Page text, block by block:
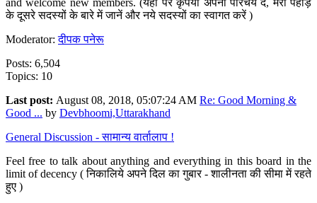
के दूसरे सदस्यों के बारे में जानें और नये सदस्यों का स्वागत करें )
Moderator:दीपक पनेरू
Posts: 6,504
Topics: 10
Last post: August 08, 2018, 05:07:24 AM Re: Good Morning &
Good ... by Devbhoomi,Uttarakhand
General Discussion - सामान्य वार्तालाप !
Feel free to talk about anything and everything in this board in the
limit of decency ( निकालिये अपने दिल का गुबार - शालीनता की सीमा में रहते
हुए )